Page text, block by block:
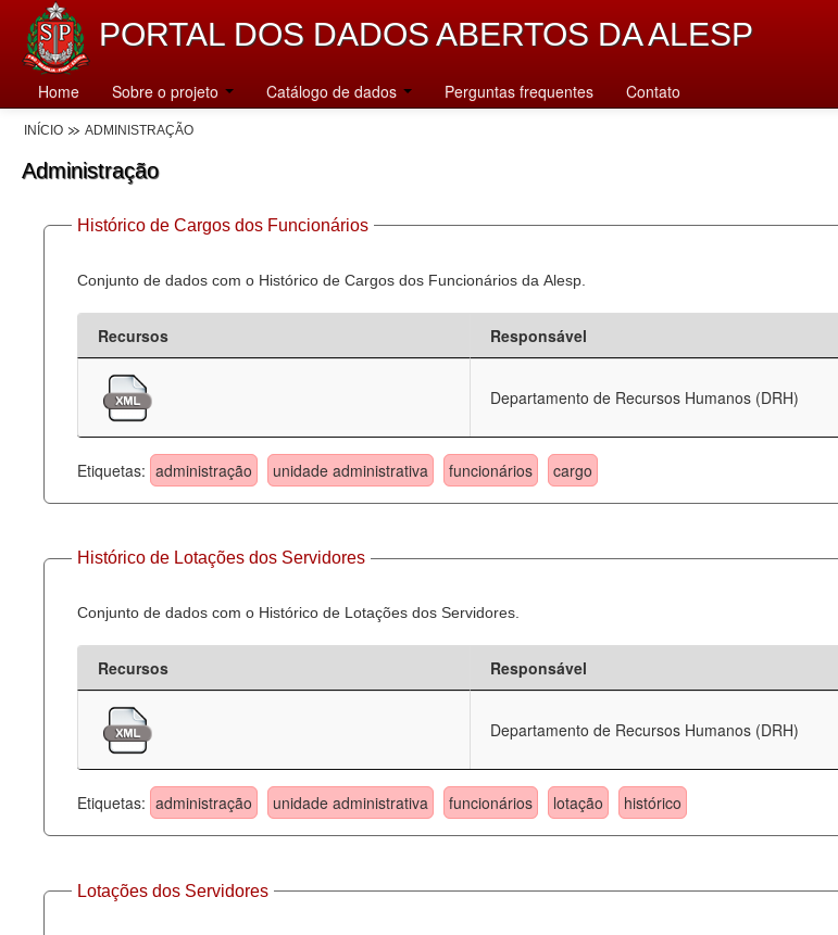
PORTAL DOS DADOS ABERTOS DA ALESP
Home Sobre o projeto Catálogo de dados Perguntas frequentes Contato
INÍCIO ADMINISTRAÇÃO
Administração
Histórico de Cargos dos Funcionários
Conjunto de dados com o Histórico de Cargos dos Funcionários da Alesp.
Recursos Responsável
Departamento de Recursos Humanos (DRH)
Etiquetas: administração unidade administrativa funcionários cargo
Histórico de Lotações dos Servidores
Conjunto de dados com o Histórico de Lotações dos Servidores.
Recursos Responsável
Departamento de Recursos Humanos (DRH)
Etiquetas: administração unidade administrativa funcionários lotação histórico
Lotações dos Servidores